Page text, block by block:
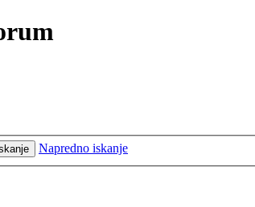
Napredno iskanje